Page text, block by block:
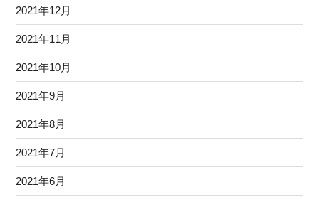
2021年12月
2021年11月
2021年10月
2021年9月
2021年8月
2021年7月
2021年6月